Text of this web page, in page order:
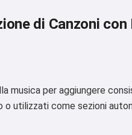
di Canzoni con
musica per aggiungere
utilizzati come sezioni